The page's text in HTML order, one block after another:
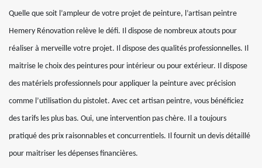
Quelle que soit l’ampleur de votre projet de peinture, l’artisan peintre
Hemery Rénovation relève le défi. Il dispose de nombreux atouts pour
réaliser à merveille votre projet. Il dispose des qualités professionnelles. Il
maitrise le choix des peintures pour intérieur ou pour extérieur. Il dispose
des matériels professionnels pour appliquer la peinture avec précision
comme l’utilisation du pistolet. Avec cet artisan peintre, vous bénéficiez
des tarifs les plus bas. Oui, une intervention pas chère. Il a toujours
pratiqué des prix raisonnables et concurrentiels. Il fournit un devis détaillé
pour maitriser les dépenses financières.